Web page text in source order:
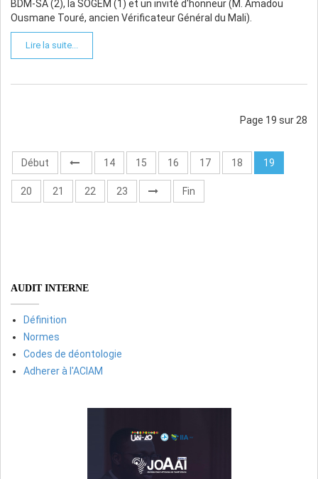
BDM-SA (2), la SOGEM (1) et un invité d'honneur (M. Amadou
Ousmane Touré, ancien Vérificateur Général du Mali).
Lire la suite...
Page 19 sur 28
Début 14 15 16 17 18 19
20 21 22 23 Fin
AUDIT INTERNE
Définition
Normes
Codes de déontologie
Adherer à l'ACIAM